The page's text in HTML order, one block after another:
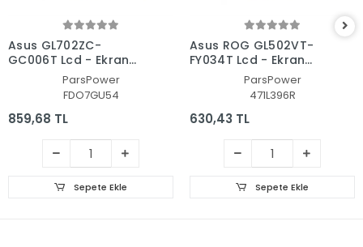
Asus GL702ZC-
GC006T Lcd - Ekran
Data Flex Kablosu
ParsPower
FDO7GU54
859,68 TL
Sepete Ekle
Asus ROG GL502VT-
FY034T Lcd - Ekran
Data Flex Kablosu
ParsPower
471L396R
630,43 TL
Sepete Ekle